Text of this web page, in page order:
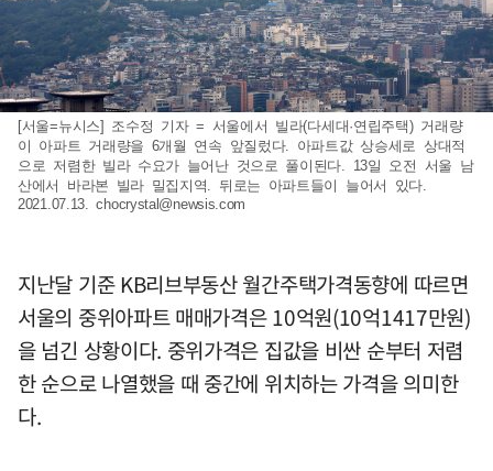
[서울=뉴시스] 조수정 기자 = 서울에서 빌라(다세대·연립주택) 거래량
이 아파트 거래량을 6개월 연속 앞질렀다. 아파트값 상승세로 상대적
으로 저렴한 빌라 수요가 늘어난 것으로 풀이된다. 13일 오전 서울 남
산에서 바라본 빌라 밀집지역. 뒤로는 아파트들이 늘어서 있다.
2021.07.13.chocrystal@newsis.com
지난달 기준 KB리브부동산 월간주택가격동향에 따르면
서울의 중위아파트 매매가격은 10억원(10억1417만원)
을 넘긴 상황이다. 중위가격은 집값을 비싼 순부터 저렴
한 순으로 나열했을 때 중간에 위치하는 가격을 의미한
다.